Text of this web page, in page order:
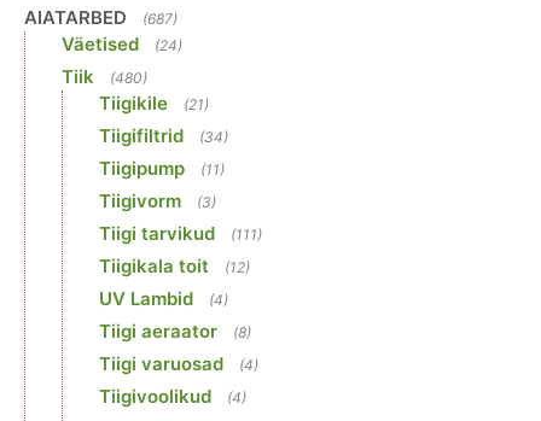
AIATARBED (687)
Väetised (24)
Tiik (480)
Tiigikile (21)
Tiigifiltrid (34)
Tiigipump (11)
Tiigivorm (3)
Tiigi tarvikud (111)
Tiigikala toit (12)
UV Lambid (4)
Tiigi aeraator (8)
Tiigi varuosad (4)
Tiigivoolikud (4)